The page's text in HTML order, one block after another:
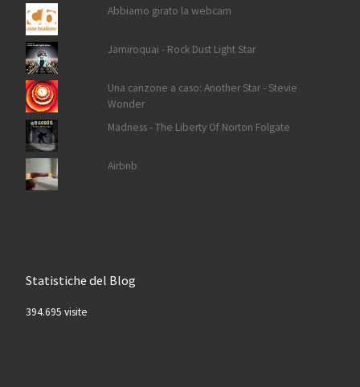
Abbiamo girato la webcam
Jamiroquai - Rock Dust Light Star
Una canzone a caso: Another Star - Stevie
Wonder
Madness - The Liberty Of Norton Folgate
Airbnb
Statistiche del Blog
394.695 visite